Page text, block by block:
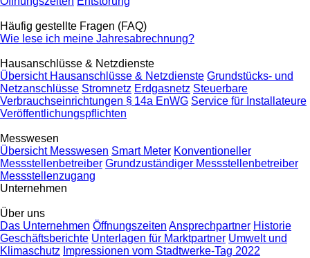
Häufig gestellte Fragen (FAQ)
Wie lese ich meine Jahresabrechnung?
Hausanschlüsse & Netzdienste
Übersicht Hausanschlüsse & Netzdienste Grundstücks- und
Netzanschlüsse Stromnetz Erdgasnetz Steuerbare
Verbrauchseinrichtungen § 14a EnWG Service für Installateure
Veröffentlichungspflichten
Messwesen
Übersicht Messwesen Smart Meter Konventioneller
Messstellenbetreiber Grundzuständiger Messstellenbetreiber
Messstellenzugang
Unternehmen
Über uns
Das Unternehmen Öffnungszeiten Ansprechpartner Historie
Geschäftsberichte Unterlagen für Marktpartner Umwelt und
Klimaschutz Impressionen vom Stadtwerke-Tag 2022